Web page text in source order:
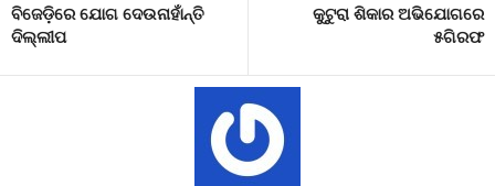
ବିଜେଡ଼ିରେ ଯୋଗ ଦେଉନାହାଁନ୍ତି
ଦିଲ୍ଲୀପ
କୁଟୁରା ଶିକାର ଅଭିଯୋଗରେ
୫ଗିରଫ